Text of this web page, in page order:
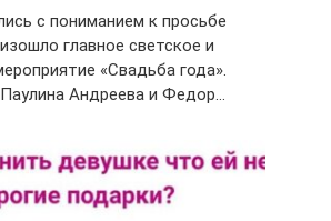
с пониманием к просьбе
главное светское и
«Свадьба года».
Андреева и Федор…